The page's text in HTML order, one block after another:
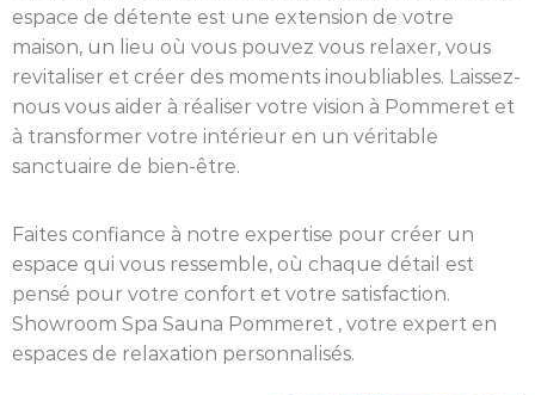
espace de détente est une extension de votre
maison, un lieu où vous pouvez vous relaxer, vous
revitaliser et créer des moments inoubliables. Laissez-
nous vous aider à réaliser votre vision à Pommeret et
à transformer votre intérieur en un véritable
sanctuaire de bien-être.
Faites confiance à notre expertise pour créer un
espace qui vous ressemble, où chaque détail est
pensé pour votre confort et votre satisfaction.
Showroom Spa Sauna Pommeret , votre expert en
espaces de relaxation personnalisés.